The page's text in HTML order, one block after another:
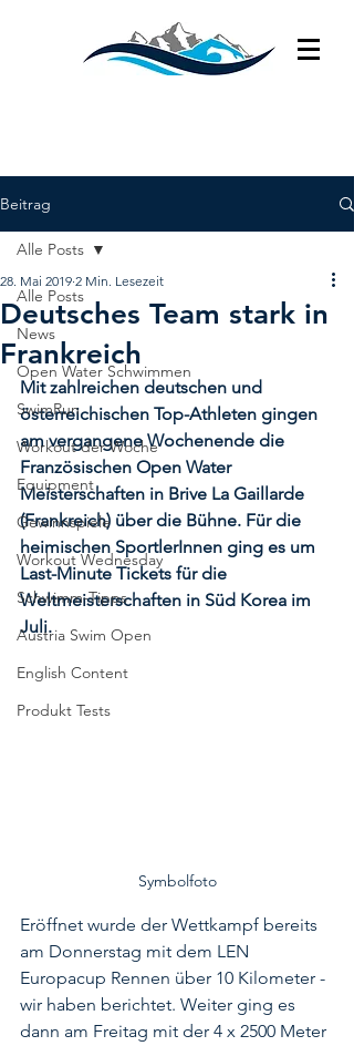
Beitrag
Alle Posts
News
Open Water Schwimmen
SwimRun
Workout der Woche
Equipment
Gewinnspiele
Workout Wednesday
Schwimm-Tipps
Austria Swim Open
English Content
Produkt Tests
Alle Posts
Deutsches Team stark in
Frankreich
28. Mai 2019 2 Min. Lesezeit
Mit zahlreichen deutschen und
österreichischen Top-Athleten gingen
am vergangene Wochenende die
Französischen Open Water
Meisterschaften in Brive La Gaillarde
(Frankreich) über die Bühne. Für die
heimischen SportlerInnen ging es um
Last-Minute Tickets für die
Weltmeisterschaften in Süd Korea im
Juli.
Symbolfoto
Eröffnet wurde der Wettkampf bereits
am Donnerstag mit dem LEN
Europacup Rennen über 10 Kilometer -
wir haben berichtet. Weiter ging es
dann am Freitag mit der 4 x 2500 Meter